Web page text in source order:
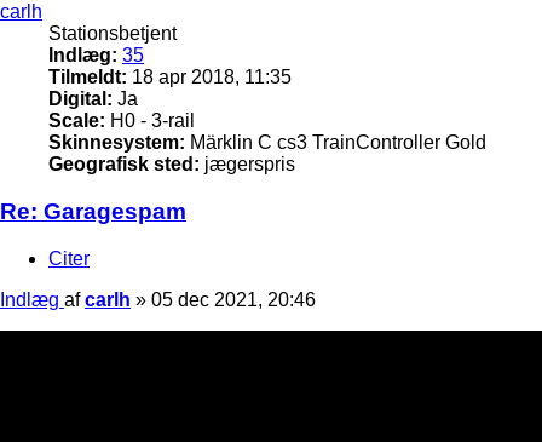
carlh
Stationsbetjent
Indlæg: 35
Tilmeldt: 18 apr 2018, 11:35
Digital: Ja
Scale: H0 - 3-rail
Skinnesystem: Märklin C cs3 TrainController Gold
Geografisk sted: jægerspris
Re: Garagespam
Citer
Indlæg afcarlh » 05 dec 2021, 20:46